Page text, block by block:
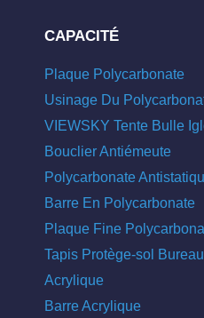
CAPACITÉ
Plaque Polycarbonate
Usinage Du
VIEWSKY Tente Bulle
Bouclier Antiémeute
Polycarbonate
Barre En Polycarbonate
Plaque Fine
Tapis Protège-sol Bureau
Acrylique
Barre Acrylique